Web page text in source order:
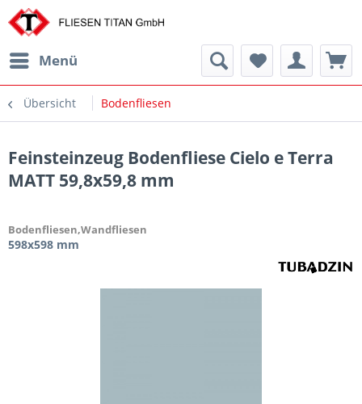
Menü
Übersicht Bodenfliesen
Feinsteinzeug Bodenfliese Cielo e Terra
MATT 59,8x59,8 mm
Bodenfliesen,Wandfliesen
598x598 mm